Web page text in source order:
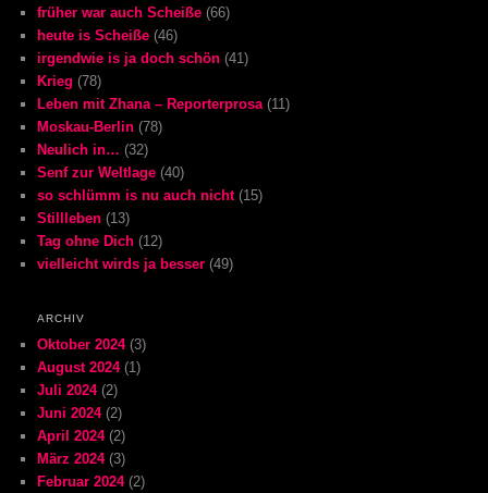
früher war auch Scheiße (66)
heute is Scheiße (46)
irgendwie is ja doch schön (41)
Krieg (78)
Leben mit Zhana – Reporterprosa(11)
Moskau-Berlin (78)
Neulich in… (32)
Senf zur Weltlage (40)
so schlümm is nu auch nicht(15)
Stillleben (13)
Tag ohne Dich (12)
vielleicht wirds ja besser (49)
ARCHIV
Oktober 2024(3)
August 2024(1)
Juli 2024(2)
Juni 2024(2)
April 2024(2)
März 2024(3)
Februar 2024(2)